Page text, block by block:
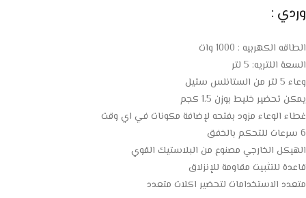
وردي :
الطاقه الكهربيه : 1000 وات
السعة اللتريه: 5 لتر
وعاء 5 لتر من الستانلس ستيل
يمكن تحضير خليط بوزن 1.5 كجم
غطاء الوعاء مزود بفتحه لإضافة مكونات في اي وقت
6 سرعات للتحكم بالخفق
الهيكل الخارجي مصنوع من البلاستيك القوي
قاعدة للتثبيت مقاومة للإنزلاق
متعدد الاستخدامات لتحضير اكلات متعدد